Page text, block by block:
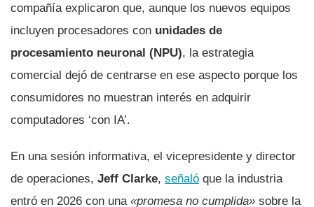
compañía explicaron que, aunque los nuevos equipos
incluyen procesadores con unidades de
procesamiento neuronal (NPU), la estrategia
comercial dejó de centrarse en ese aspecto porque los
consumidores no muestran interés en adquirir
computadores ‘con IA’.
En una sesión informativa, el vicepresidente y director
de operaciones, Jeff Clarke, señaló que la industria
entró en 2026 con una «promesa no cumplida» sobre la